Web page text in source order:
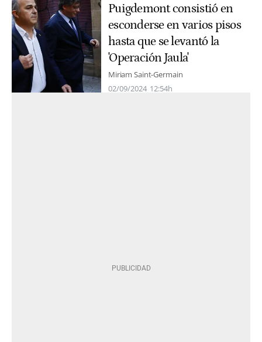
Puigdemont consistió en
esconderse en varios pisos
hasta que se levantó la
'Operación Jaula'
Miriam Saint-Germain
02/09/2024 12:54h